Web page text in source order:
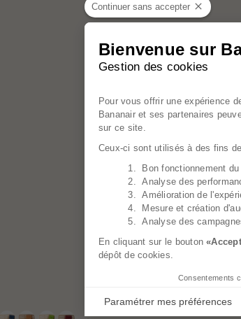
Continuer sans accepter
Bienvenue sur
Gestion des cookies
Plateforme de
Pour vous offrir une expérience
Bananair et ses partenaires
sur ce site.
Ceux-ci sont utilisés à des fins
1. Bon fonctionnement du
2. Analyse des
3. Amélioration de
4. Mesure et création
5. Analyse des campagnes
En cliquant sur le bouton
dépôt de cookies.
Consentements
Paramétrer mes préférences